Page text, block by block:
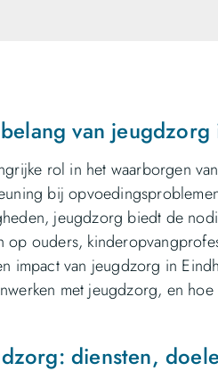
van jeugdzorg
rol in het waarborgen
bij
jeugdzorg biedt de
op ouders,
impact van jeugdzorg in
met jeugdzorg, en
diensten,